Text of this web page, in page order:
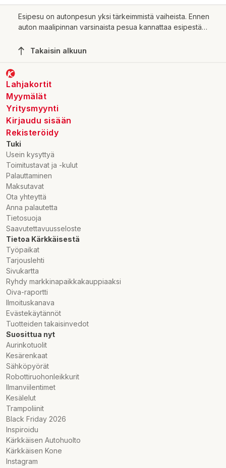
Esipesu on autonpesun yksi tärkeimmistä vaiheista. Ennen
auton maalipinnan varsinaista pesua kannattaa esipestä
tai pahimmassa tapauksessa menemään kokonaan pilalle.
naarmuttamaan maalipinnan hirveille naarmuille. Kärkkäisen
laajasta valikoimasta löydät tunnetuimmat
autonhoitotuotteet kuten Auto-glym, Pro-kleen, Turtle-wax
ja monet muut merkit.
Takaisin alkuun
Lahjakortit
Myymälät
Yritysmyynti
Kirjaudu sisään
Rekisteröidy
Tuki
Usein kysyttyä
Toimitustavat ja -kulut
Palauttaminen
Maksutavat
Ota yhteyttä
Anna palautetta
Tietosuoja
Saavutettavuusseloste
Tietoa Kärkkäisestä
Työpaikat
Tarjouslehti
Sivukartta
Ryhdy markkinapaikkakauppiaaksi
Oiva-raportti
Ilmoituskanava
Evästekäytännöt
Tuotteiden takaisinvedot
Suosittua nyt
Aurinkotuolit
Kesärenkaat
Sähköpyörät
Robottiruohonleikkurit
Ilmanviilentimet
Kesälelut
Trampoliinit
Black Friday 2026
Inspiroidu
Kärkkäisen Autohuolto
Kärkkäisen Kone
Instagram